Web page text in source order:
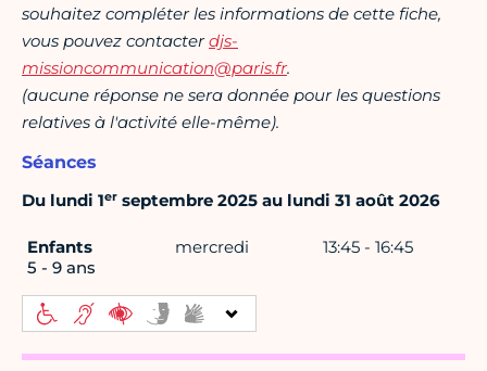
souhaitez compléter les informations de cette fiche,
vous pouvez contacterdjs-
missioncommunication@paris.fr.
(aucune réponse ne sera donnée pour les questions
relatives à l'activité elle-même).
Séances
Du lundi 1er septembre 2025 au lundi 31 août 2026
Enfants
5 - 9 ans
mercredi 13:45 - 16:45